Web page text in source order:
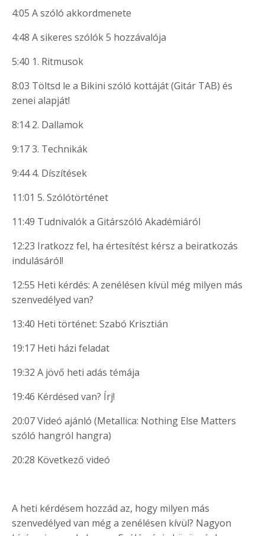
4:05 A szóló akkordmenete
4:48 A sikeres szólók 5 hozzávalója
5:40 1. Ritmusok
8:03 Töltsd le a Bikini szóló kottáját (Gitár TAB) és
zenei alapját!
8:14 2. Dallamok
9:17 3. Technikák
9:44 4. Díszítések
11:01 5. Szólótörténet
11:49 Tudnivalók a Gitárszóló Akadémiáról
12:23 Iratkozz fel, ha értesítést kérsz a beiratkozás
indulásáról!
12:55 Heti kérdés: A zenélésen kívül még milyen más
szenvedélyed van?
13:40 Heti történet: Szabó Krisztián
19:17 Heti házi feladat
19:32 A jövő heti adás témája
19:46 Kérdésed van? Írj!
20:07 Videó ajánló (Metallica: Nothing Else Matters
szóló hangról hangra)
20:28 Következő videó
A heti kérdésem hozzád az, hogy milyen más
szenvedélyed van még a zenélésen kívül? Nagyon